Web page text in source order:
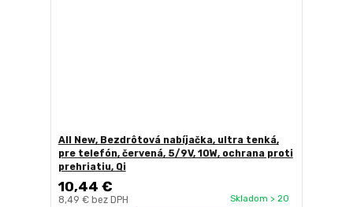
All New, Bezdrôtová nabíjačka, ultra tenká,
pre telefón, červená, 5/9V, 10W, ochrana proti
prehriatiu, Qi
10,44 €
8,49 € bez DPH Skladom > 20